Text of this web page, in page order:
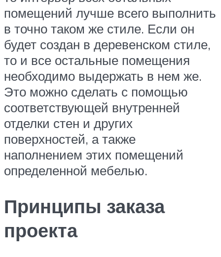
помещений лучше всего выполнить
в точно таком же стиле. Если он
будет создан в деревенском стиле,
то и все остальные помещения
необходимо выдержать в нем же.
Это можно сделать с помощью
соответствующей внутренней
отделки стен и других
поверхностей, а также
наполнением этих помещений
определенной мебелью.
Принципы заказа
проекта